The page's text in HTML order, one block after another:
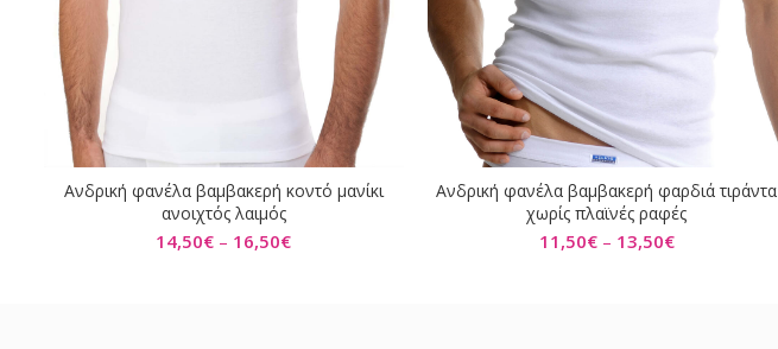
ΕΠΙΛΟΓΉ
Ανδρική φανέλα βαμβακερή κοντό μανίκι
ανοιχτός λαιμός
14,50€ – 16,50€
ΕΠΙΛΟΓΉ
Ανδρική φανέλα βαμβακερή φαρδιά τιράντα
χωρίς πλαϊνές ραφές
11,50€– 13,50€